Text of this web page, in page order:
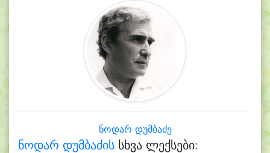
ნოდარ დუმბაძე
ნოდარ დუმბაძის სხვა ლექსები: